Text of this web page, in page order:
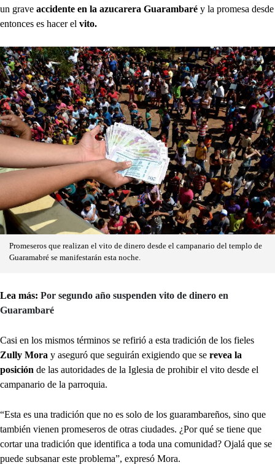
un grave accidente en la azucarera Guarambaré y la promesa desde
entonces es hacer el vito.
Promeseros que realizan el vito de dinero desde el campanario del templo de
Guaramabré se manifestarán esta noche.
Lea más: Por segundo año suspenden vito de dinero en
Guarambaré
Casi en los mismos términos se refirió a esta tradición de los fieles
Zully Mora y aseguró que seguirán exigiendo que se revea la
posición de las autoridades de la Iglesia de prohibir el vito desde el
campanario de la parroquia.
“Esta es una tradición que no es solo de los guarambareños, sino que
también vienen promeseros de otras ciudades. ¿Por qué se tiene que
cortar una tradición que identifica a toda una comunidad? Ojalá que se
puede subsanar este problema”, expresó Mora.